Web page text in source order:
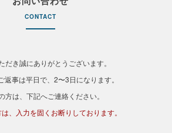
CONTACT
だき誠にありがとうございます。
返事は平日で、2〜3日になります。
方は、下記へご連絡ください。
、入力を固くお断りしております。